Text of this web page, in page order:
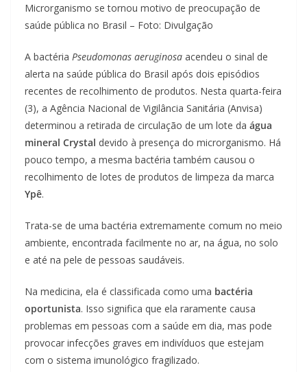
Microrganismo se tornou motivo de preocupação de
saúde pública no Brasil – Foto: Divulgação
A bactéria Pseudomonas aeruginosa acendeu o sinal de
alerta na saúde pública do Brasil após dois episódios
recentes de recolhimento de produtos. Nesta quarta-feira
(3), a Agência Nacional de Vigilância Sanitária (Anvisa)
determinou a retirada de circulação de um lote da água
mineral Crystal devido à presença do microrganismo. Há
pouco tempo, a mesma bactéria também causou o
recolhimento de lotes de produtos de limpeza da marca
Ypê.
Trata-se de uma bactéria extremamente comum no meio
ambiente, encontrada facilmente no ar, na água, no solo
e até na pele de pessoas saudáveis.
Na medicina, ela é classificada como uma bactéria
oportunista. Isso significa que ela raramente causa
problemas em pessoas com a saúde em dia, mas pode
provocar infecções graves em indivíduos que estejam
com o sistema imunológico fragilizado.